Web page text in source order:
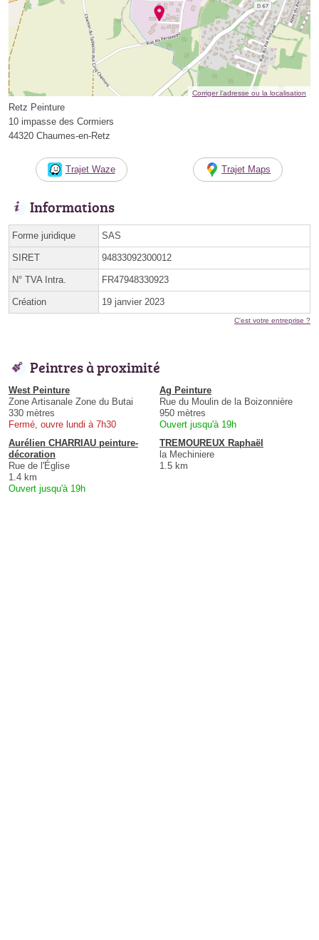
Corriger l’adresse ou la localisation
Retz Peinture
10 impasse des Cormiers
44320 Chaumes-en-Retz
Trajet Waze Trajet Maps
Informations
Forme juridique SAS
SIRET 94833092300012
N° TVA Intra. FR47948330923
Création 19 janvier 2023
C'est votre entreprise ?
Peintres à proximité
West Peinture
Zone Artisanale Zone du Butai
330 mètres
Fermé, ouvre lundi à 7h30
Ag Peinture
Rue du Moulin de la Boizonnière
950 mètres
Ouvert jusqu'à 19h
Aurélien CHARRIAU peinture-
décoration
Rue de l'Église
1.4 km
Ouvert jusqu'à 19h
TREMOUREUX Raphaël
la Mechiniere
1.5 km